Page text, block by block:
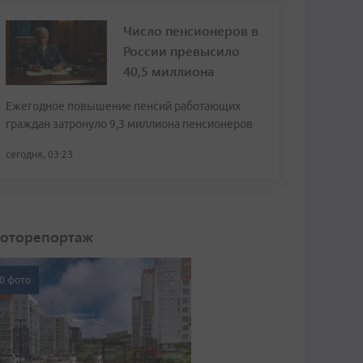
Число пенсионеров в
России превысило
40,5 миллиона
Ежегодное повышение пенсий работающих
граждан затронуло 9,3 миллиона пенсионеров
сегодня, 03:23
фото